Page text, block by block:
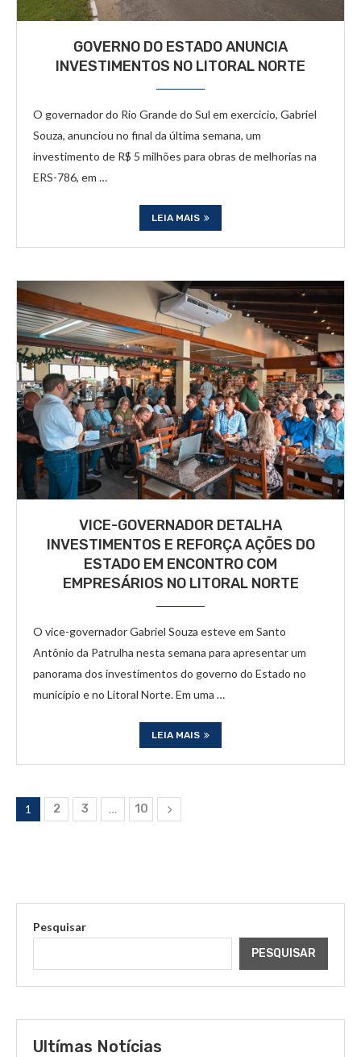
GOVERNO DO ESTADO ANUNCIA
INVESTIMENTOS NO LITORAL NORTE
O governador do Rio Grande do Sul em exercício, Gabriel
Souza, anunciou no final da última semana, um
investimento de R$ 5 milhões para obras de melhorias na
ERS-786, em …
LEIA MAIS
VICE-GOVERNADOR DETALHA
INVESTIMENTOS E REFORÇA AÇÕES DO
ESTADO EM ENCONTRO COM
EMPRESÁRIOS NO LITORAL NORTE
O vice-governador Gabriel Souza esteve em Santo
Antônio da Patrulha nesta semana para apresentar um
panorama dos investimentos do governo do Estado no
município e no Litoral Norte. Em uma …
LEIA MAIS
1 2 3 … 10
Pesquisar
PESQUISAR
Ultímas Notícias